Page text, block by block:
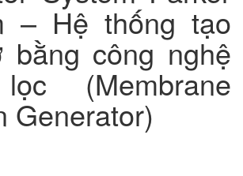
– Hệ thống tạo
bằng công nghệ
(Membrane
Generator)